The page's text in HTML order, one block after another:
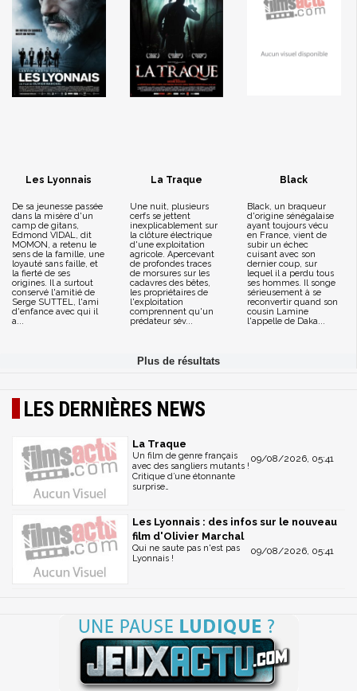
Les Lyonnais
De sa jeunesse passée
dans la misère d'un
camp de gitans,
Edmond VIDAL, dit
MOMON, a retenu le
sens de la famille, une
loyauté sans faille, et
la fierté de ses
origines. Il a surtout
conservé l'amitié de
Serge SUTTEL, l'ami
d'enfance avec qui il
a...
La Traque
Une nuit, plusieurs
cerfs se jettent
inexplicablement sur
la clôture électrique
d'une exploitation
agricole. Apercevant
de profondes traces
de morsures sur les
cadavres des bêtes,
les propriétaires de
l'exploitation
comprennent qu'un
prédateur sév...
Black
Black, un braqueur
d'origine sénégalaise
ayant toujours vécu
en France, vient de
subir un échec
cuisant avec son
dernier coup, sur
lequel il a perdu tous
ses hommes. Il songe
sérieusement à se
reconvertir quand son
cousin Lamine
l'appelle de Daka...
LES DERNIÈRES NEWS
La Traque
09/08/2026, 05:41
Un film de genre français
avec des sangliers mutants !
Critique d’une étonnante
surprise…
Les Lyonnais : des infos sur le nouveau
film d'Olivier Marchal
09/08/2026, 05:41
Qui ne saute pas n'est pas
Lyonnais !